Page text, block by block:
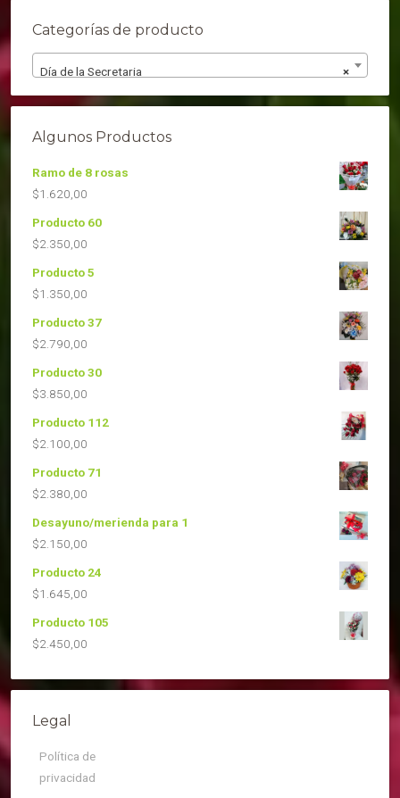
Categorías de producto
×
Día de la Secretaria
Algunos Productos
Ramo de 8 rosas
$1.620,00
Producto 60
$2.350,00
Producto 5
$1.350,00
Producto 37
$2.790,00
Producto 30
$3.850,00
Producto 112
$2.100,00
Producto 71
$2.380,00
Desayuno/merienda para 1
$2.150,00
Producto 24
$1.645,00
Producto 105
$2.450,00
Legal
Política de
privacidad